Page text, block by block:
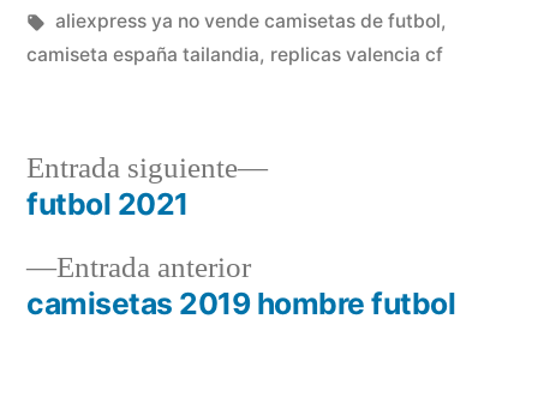
por
en
Etiquetas:
aliexpress ya no vende camisetas de futbol,
camiseta españa tailandia, replicas valencia cf
Navegación
deEntrada anteriorEntrada
anterior:
camisetas 2019 hombre futbol
Entrada siguiente
Entrada
futbol 2021